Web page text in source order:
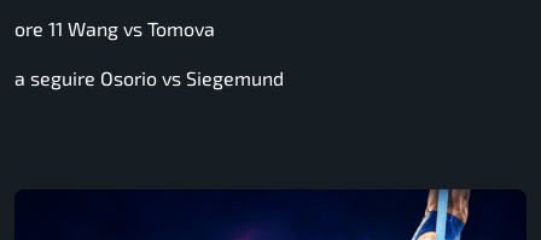
ore 11 Wang vs Tomova
a seguire Osorio vs Siegemund